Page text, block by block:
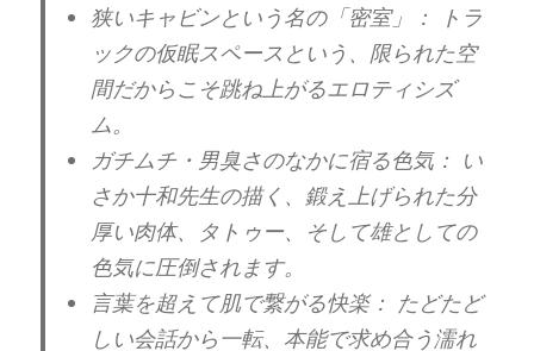
狭いキャビンという名の「密室」：
トラ
ックの仮眠スペースという、限られた空
間だからこそ跳ね上がるエロティシズ
ム。
ガチムチ・男臭さのなかに宿る色気： い
さか十和先生の描く、鍛え上げられた分
厚い肉体、タトゥー、そして雄としての
色気に圧倒されます。
言葉を超えて肌で繋がる快楽： たどたど
しい会話から一転、本能で求め合う濡れ